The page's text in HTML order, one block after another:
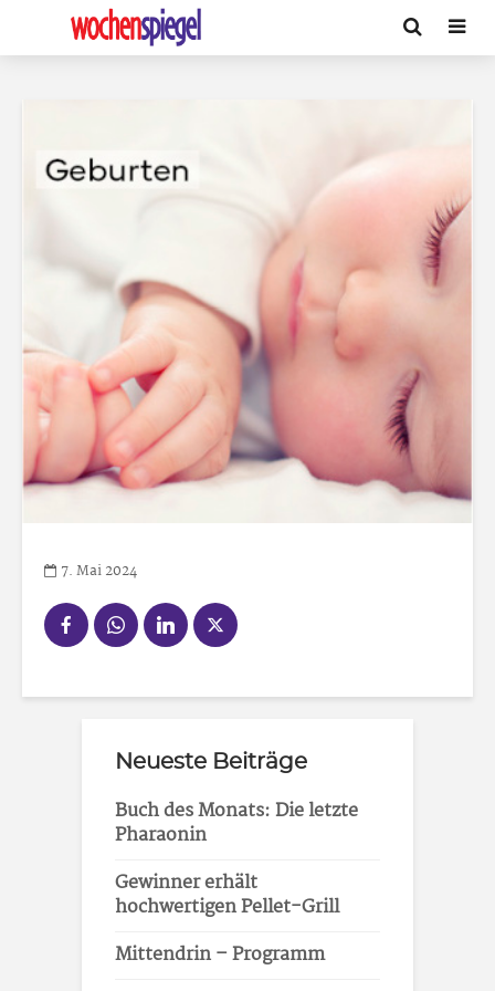
7. Mai 2024
Neueste Beiträge
Buch des Monats: Die letzte
Pharaonin
Gewinner erhält
hochwertigen Pellet-Grill
Mittendrin – Programm